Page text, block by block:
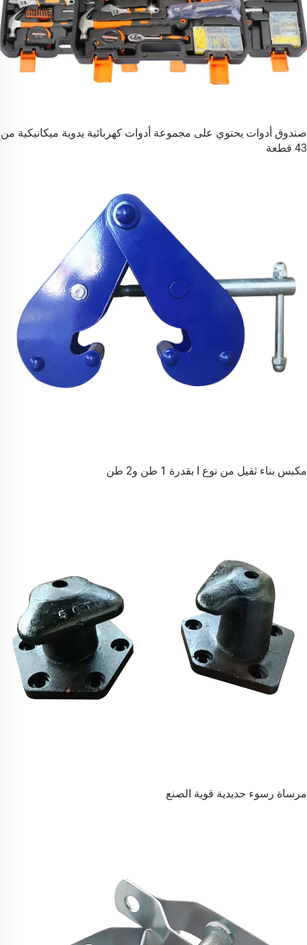
صندوق أدوات يحتوي على مجموعة أدوات كهربائية يدوية ميكانيكية من
43 قطعة
مكبس بناء ثقيل من نوع I بقدرة 1 طن و2 طن
مرساة رسوء حديدية قوية الصنع